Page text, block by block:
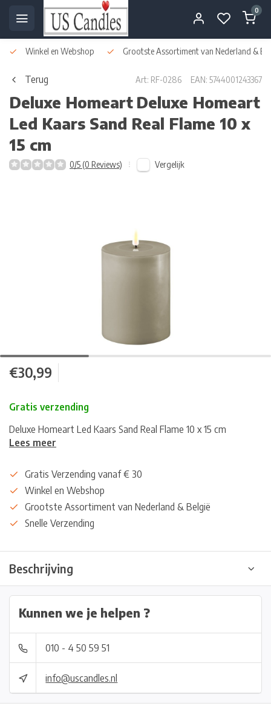
0
Winkel en Webshop Grootste Assortiment van Nederland &
Terug Art: RF-0286 EAN: 5744001243367
Deluxe Homeart Deluxe Homeart
Led Kaars Sand Real Flame 10 x
15 cm
0/5 (0 Reviews) Vergelijk
€30,99
Gratis verzending
Deluxe Homeart Led Kaars Sand Real Flame 10 x 15 cm
Lees meer
Gratis Verzending vanaf € 30
Winkel en Webshop
Grootste Assortiment van Nederland & België
Snelle Verzending
Beschrijving
Kunnen we je helpen ?
010 - 4 50 59 51
info@uscandles.nl